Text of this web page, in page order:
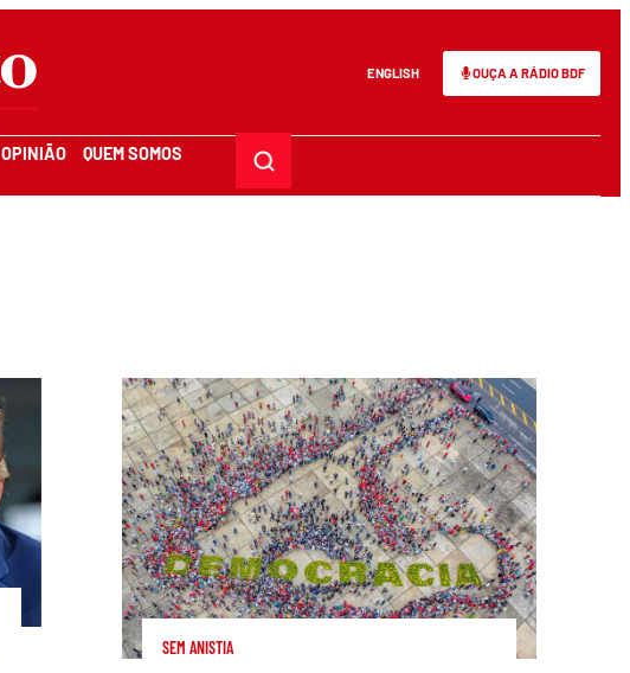
ENGLISH OUÇA A RÁDIO BDF
OPINIÃO QUEM SOMOS
SEM ANISTIA